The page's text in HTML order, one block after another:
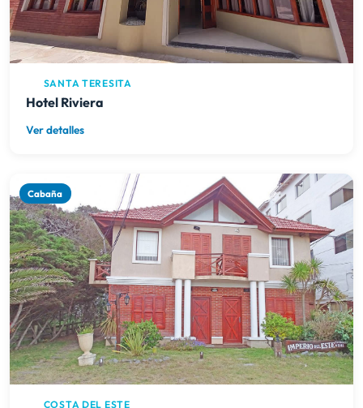
SANTA TERESITA
Hotel Riviera
Ver detalles
Cabaña
COSTA DEL ESTE